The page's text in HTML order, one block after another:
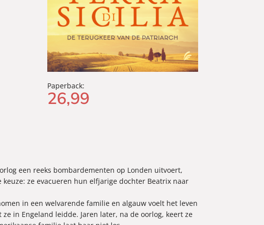
Paperback:
26,99
een reeks bombardementen op Londen uitvoert,
ze evacueren hun elfjarige dochter Beatrix naar
in een welvarende familie en algauw voelt het leven
in Engeland leidde. Jaren later, na de oorlog, keert ze